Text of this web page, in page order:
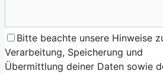
Bitte beachte unsere Hinweise
Verarbeitung, Speicherung und
Übermittlung deiner Daten sowie